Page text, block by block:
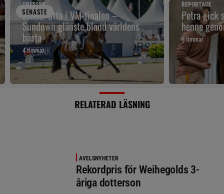
SENASTE
DRESSYR
Lexner åtta i VM-finalen –
Sundown glänste bland världens
bästa
4 timmar
REPORTAGE
Petra gick
henne
6 timmar
RELATERAD LÄSNING
AVELSNYHETER
Rekordpris för Weihegolds 3-
åriga dotterson